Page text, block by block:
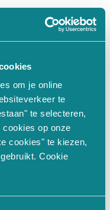
om je online
te
te selecteren,
op onze
cookies" te kiezen,
Cookie